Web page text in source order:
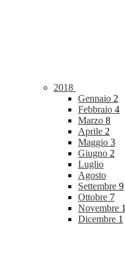
2018
Gennaio 2
Febbraio 4
Marzo 8
Aprile 2
Maggio 3
Giugno 2
Luglio
Agosto
Settembre 9
Ottobre 7
Novembre 1
Dicembre 1